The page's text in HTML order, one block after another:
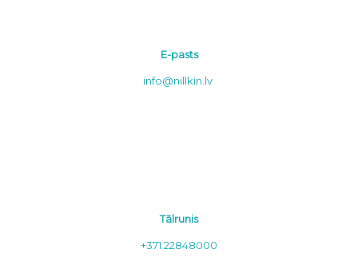
E-pasts
info@nillkin.lv
Tālrunis
+371 22848000